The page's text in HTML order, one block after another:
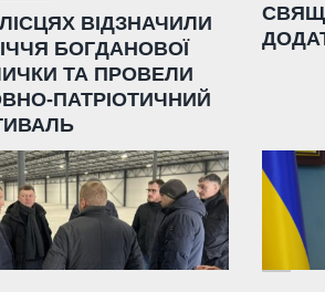
ВІДЗНАЧИЛИ
БОГДАНОВОЇ
ТА ПРОВЕЛИ
ПАТРІОТИЧНИЙ